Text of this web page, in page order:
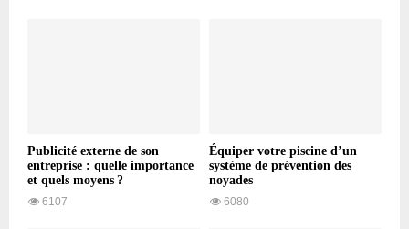
Publicité externe de son
entreprise : quelle importance
et quels moyens ?
6107
Équiper votre piscine d’un
système de prévention des
noyades
6080